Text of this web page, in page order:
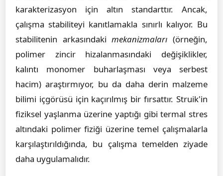
karakterizasyon için altın standarttır. Ancak,
çalışma stabiliteyi kanıtlamakla sınırlı kalıyor. Bu
stabilitenin arkasındakimekanizmaları (örneğin,
polimer zincir hizalanmasındaki değişiklikler,
kalıntı monomer buharlaşması veya serbest
hacim) araştırmıyor, bu da daha derin malzeme
bilimi içgörüsü için kaçırılmış bir fırsattır. Struik'in
fiziksel yaşlanma üzerine yaptığı gibi termal stres
altındaki polimer fiziği üzerine temel çalışmalarla
karşılaştırıldığında, bu çalışma temelden ziyade
daha uygulamalıdır.